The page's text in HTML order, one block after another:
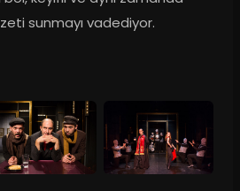
sunmayı vadediyor.